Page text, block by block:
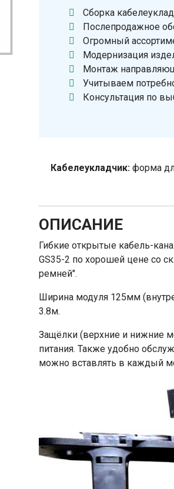
Сборка
Послепродажное
Огромный
Модернизация
Монтаж
Учитываем
Консультация по
Кабелеукладчик: форма
ОПИСАНИЕ
Гибкие открытые кабель-
GS35-2 по хорошей цене со
ремней".
Ширина модуля 125мм
3.8м.
Защёлки (верхние и нижние
питания. Также удобно
можно вставлять в каждый